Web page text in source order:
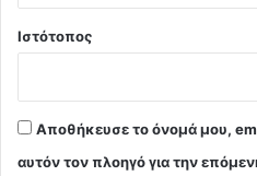
Ιστότοπος
Αποθήκευσε το όνομά μου,
αυτόν τον πλοηγό για την